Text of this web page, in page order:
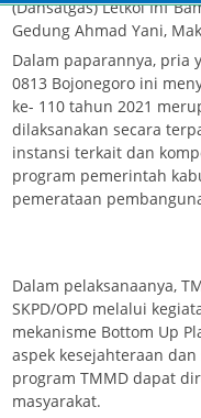
(Dansatgas) Letkol Inf
Gedung Ahmad Yani,
Dalam paparannya, pria
0813 Bojonegoro ini
ke- 110 tahun 2021
dilaksanakan secara
instansi terkait dan
program pemerintah
pemerataan
Dalam pelaksanaanya,
SKPD/OPD melalui
mekanisme Bottom Up
aspek kesejahteraan
program TMMD dapat
masyarakat.